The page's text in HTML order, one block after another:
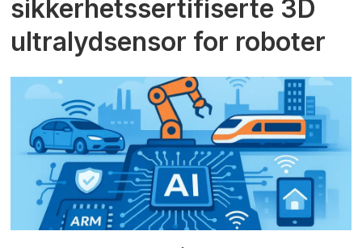
sikkerhetssertifiserte 3D
ultralydsensor for roboter